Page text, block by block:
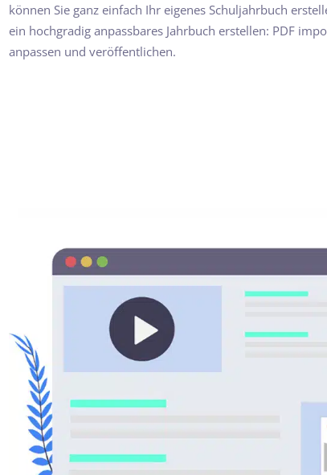
können Sie ganz einfach Ihr eigenes Schuljahrbuch
ein hochgradig anpassbares Jahrbuch erstellen: PDF
anpassen und veröffentlichen.